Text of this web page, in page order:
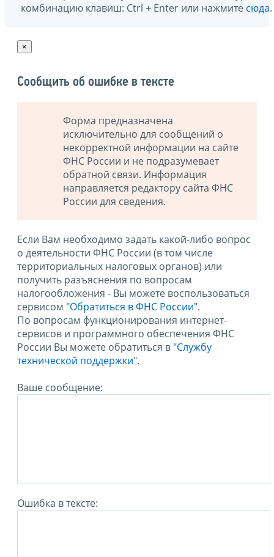
комбинацию клавиш: Ctrl + Enter или нажмите сюда.
×
Сообщить об ошибке в тексте
Форма предназначена
исключительно для сообщений о
некорректной информации на сайте
ФНС России и не подразумевает
обратной связи. Информация
направляется редактору сайта ФНС
России для сведения.
Если Вам необходимо задать какой-либо вопрос
о деятельности ФНС России (в том числе
территориальных налоговых органов) или
получить разъяснения по вопросам
налогообложения - Вы можете воспользоваться
сервисом "Обратиться в ФНС России".
По вопросам функционирования интернет-
сервисов и программного обеспечения ФНС
России Вы можете обратиться в "Службу
технической поддержки".
Ваше сообщение:
Ошибка в тексте: